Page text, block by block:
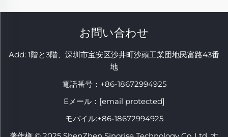
お問い合わせ
Add: 1階と3階、深圳市宝安区沙井町沙頭工業団地民富路43番
地
電話番号： +86-18672994925
Eメール： [email protected]
モバイル:+86-18672994925